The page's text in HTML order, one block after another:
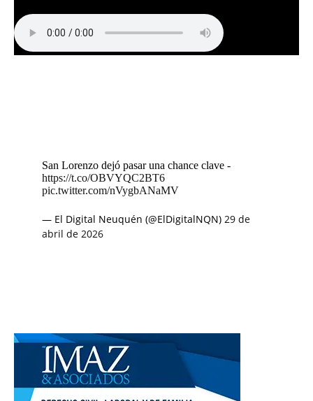
San Lorenzo dejó pasar una chance clave -
https://t.co/OBVYQC2BT6
pic.twitter.com/nVygbANaMV
— El Digital Neuquén (@ElDigitalNQN) 29 de
abril de 2026